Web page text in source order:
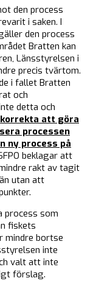
den process
i saken. I
den process
Bratten kan
Länsstyrelsen i
precis tvärtom.
i fallet Bratten
och
detta och
korrekta att göra
processen
ny process på
beklagar att
rakt av tagit
utan att
process som
fiskets
mindre bortse
inte
valt att inte
förslag.